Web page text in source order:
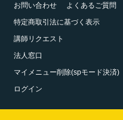
お問い合わせ
よくあるご質問
特定商取引法に基づく表示
講師リクエスト
法人窓口
マイメニュー削除(spモード決済)
ログイン